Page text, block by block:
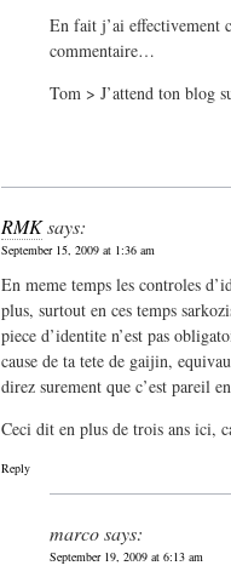
En fait j’ai effectivement
commentaire…
Tom > J’attend ton blog
RMKsays:
September 15, 2009 at 1:36 am
En meme temps les controles
plus, surtout en ces temps
piece d’identite n’est pas
cause de ta tete de gaijin,
direz surement que c’est pareil
Ceci dit en plus de trois ans ici,
Reply
marcosays:
September 19, 2009 at 6:13 am